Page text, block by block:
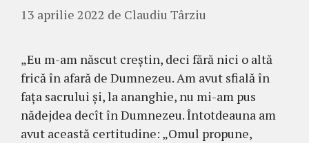
13 aprilie 2022 de Claudiu Târziu
„Eu m-am născut creștin, deci fără nici o altă
frică în afară de Dumnezeu. Am avut sfială în
fața sacrului și, la ananghie, nu mi-am pus
nădejdea decît în Dumnezeu. Întotdeauna am
avut această certitudine: „Omul propune,